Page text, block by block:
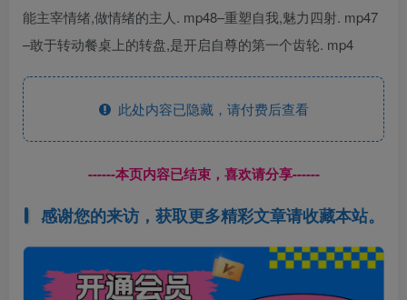
能主宰情绪,做情绪的主人. mp48–重塑自我,魅力四射. mp47
–敢于转动餐桌上的转盘,是开启自尊的第一个齿轮. mp4
此处内容已隐藏，请付费后查看
------本页内容已结束，喜欢请分享------
感谢您的来访，获取更多精彩文章请收藏本站。